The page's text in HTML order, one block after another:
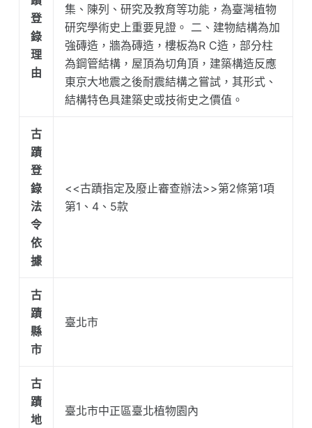
登
錄
理
由
集、陳列、研究及教育等功能，為臺灣植物
研究學術史上重要見證。 二、建物結構為加
強磚造，牆為磚造，樓板為R C造，部分柱
為鋼管結構，屋頂為切角頂，建築構造反應
東京大地震之後耐震結構之嘗試，其形式、
結構特色具建築史或技術史之價值。
古
蹟
登
錄
法
令
依
據
<<古蹟指定及廢止審查辦法>>第2條第1項
第1、4、5款
古
蹟
縣
市
臺北市
古
蹟
地
臺北市中正區臺北植物園內